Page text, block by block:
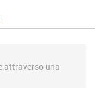
attraverso una